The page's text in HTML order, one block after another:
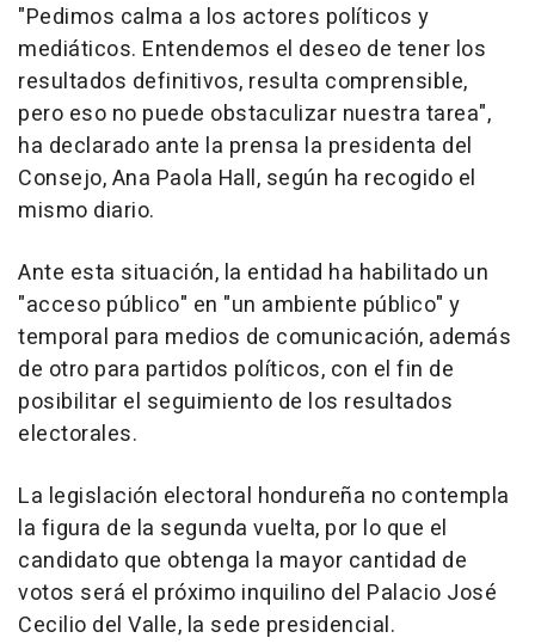
"Pedimos calma a los actores políticos y
mediáticos. Entendemos el deseo de tener los
resultados definitivos, resulta comprensible,
pero eso no puede obstaculizar nuestra tarea",
ha declarado ante la prensa la presidenta del
Consejo, Ana Paola Hall, según ha recogido el
mismo diario.
Ante esta situación, la entidad ha habilitado un
"acceso público" en "un ambiente público" y
temporal para medios de comunicación, además
de otro para partidos políticos, con el fin de
posibilitar el seguimiento de los resultados
electorales.
La legislación electoral hondureña no contempla
la figura de la segunda vuelta, por lo que el
candidato que obtenga la mayor cantidad de
votos será el próximo inquilino del Palacio José
Cecilio del Valle, la sede presidencial.